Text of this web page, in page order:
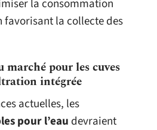
la consommation
favorisant la collecte des
marché pour les cuves
intégrée
actuelles, les
pour l’eau devraient